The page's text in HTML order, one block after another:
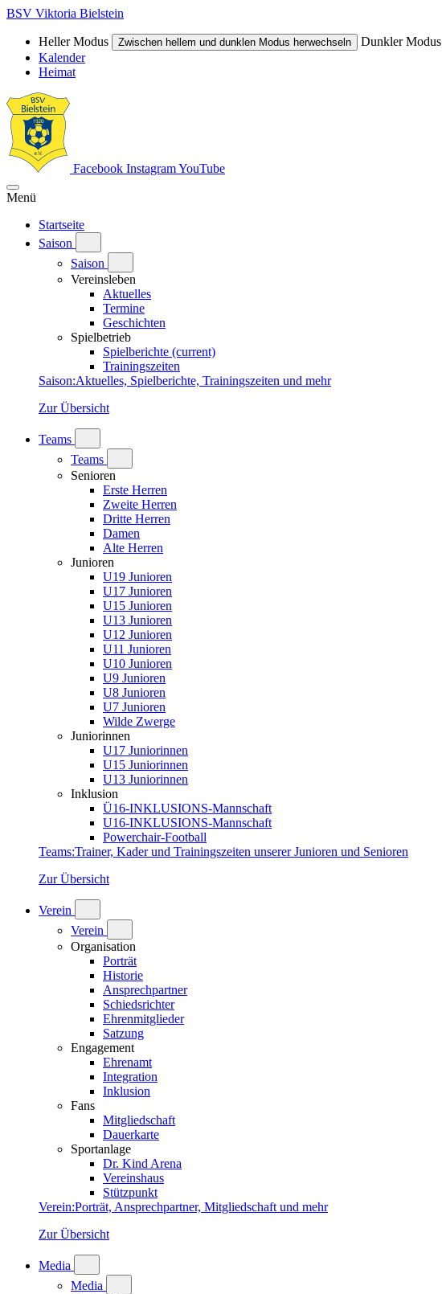
BSV Viktoria Bielstein
Heller Modus Zwischen hellem und dunklen Modus herwechseln
Dunkler Modus
Kalender
Heimat
Facebook InstagramYouTube
Menü
Startseite
Saison
Saison
Vereinsleben
Aktuelles
Termine
Geschichten
Spielbetrieb
Spielberichte (current)
Trainingszeiten
Saison:Aktuelles, Spielberichte, Trainingszeiten und mehr
Zur Übersicht
Teams
Teams
Senioren
Erste Herren
Zweite Herren
Dritte Herren
Damen
Alte Herren
Junioren
U19 Junioren
U17 Junioren
U15 Junioren
U13 Junioren
U12 Junioren
U11 Junioren
U10 Junioren
U9 Junioren
U8 Junioren
U7 Junioren
Wilde Zwerge
Juniorinnen
U17 Juniorinnen
U15 Juniorinnen
U13 Juniorinnen
Inklusion
Ü16-INKLUSIONS-Mannschaft
U16-INKLUSIONS-Mannschaft
Powerchair-Football
Teams:Trainer, Kader und Trainingszeiten unserer Junioren und Senioren
Zur Übersicht
Verein
Verein
Organisation
Porträt
Historie
Ansprechpartner
Schiedsrichter
Ehrenmitglieder
Satzung
Engagement
Ehrenamt
Integration
Inklusion
Fans
Mitgliedschaft
Dauerkarte
Sportanlage
Dr. Kind Arena
Vereinshaus
Stützpunkt
Verein:Porträt, Ansprechpartner, Mitgliedschaft und mehr
Zur Übersicht
Media
Media